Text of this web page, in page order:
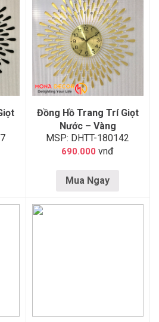
Đồng Hồ Trang Trí Giọt
Nước – Vàng
MSP: DHTT-180142
690.000 vnđ
Mua Ngay